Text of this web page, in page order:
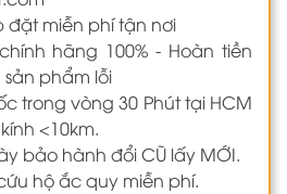
miễn phí tận nơi
hãng 100% - Hoàn tiền
phẩm lỗi
trong vòng 30 Phút tại HCM
<10km.
bảo hành đổi CŨ lấy MỚI.
hộ ắc quy miễn phí.